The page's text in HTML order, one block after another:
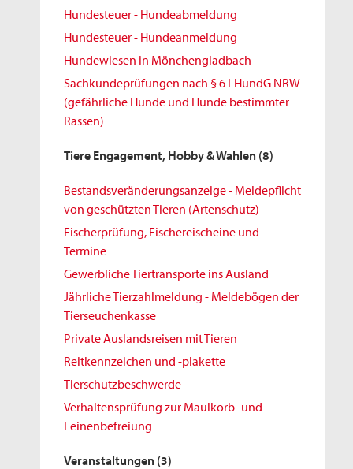
Hundesteuer - Hundeabmeldung
Hundesteuer - Hundeanmeldung
Hundewiesen in Mönchengladbach
Sachkundeprüfungen nach § 6 LHundG NRW
(gefährliche Hunde und Hunde bestimmter
Rassen)
Tiere Engagement, Hobby & Wahlen (8)
Bestandsveränderungsanzeige - Meldepflicht
von geschützten Tieren (Artenschutz)
Fischerprüfung, Fischereischeine und
Termine
Gewerbliche Tiertransporte ins Ausland
Jährliche Tierzahlmeldung - Meldebögen der
Tierseuchenkasse
Private Auslandsreisen mit Tieren
Reitkennzeichen und -plakette
Tierschutzbeschwerde
Verhaltensprüfung zur Maulkorb- und
Leinenbefreiung
Veranstaltungen (3)